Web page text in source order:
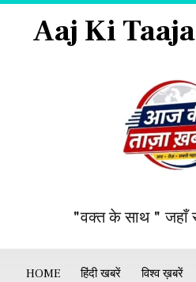
Aaj Ki
"वक्त के साथ " जहाँ
HOME हिंदी खबरें विश्व ख़बरें